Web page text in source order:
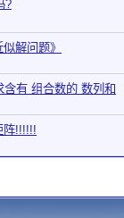
?
解问题》
有 组合数的 数列和
阵!!!!!!